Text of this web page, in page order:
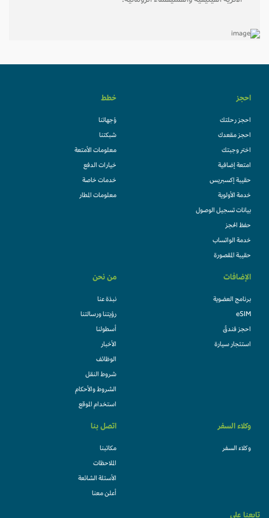
احجز
احجز رحلتك
احجز مقعدك
اختر وجبتك
امتعة إضافية
حقيبة إكسبريس
خدمة الأولوية
بيانات تسجيل الوصول
حفظ الحجز
خدمة الواتساب
حقيبة المقصورة
خطط
وُجهاتنا
شبكتنا
معلومات الأمتعة
خيارات الدفع
خدمات خاصة
معلومات المطار
الإضافات
برنامج العضوية
eSIM
احجز فندقً
استئجار سيارة
من نحن
نبذة عنا
رؤيتنا ورسالتنا
أسطولنا
الأخبار
الوظائف
شروط النقل
الشروط والأحكام
استخدام الموقع
وكلاء السفر
وكلاء السفر
اتصل بنا
مكاتبنا
الملاحظات
الأسئلة الشائعة
أعلن معنا
تابعنا على